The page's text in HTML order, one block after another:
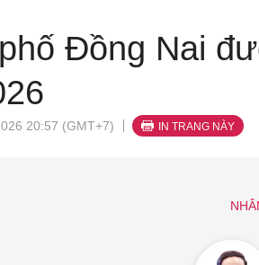
Đồng Nai
20:57 (GMT+7) IN TRANG NÀY